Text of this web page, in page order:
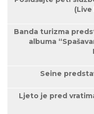
Banda turizma
albuma
Seine
Ljeto je pred